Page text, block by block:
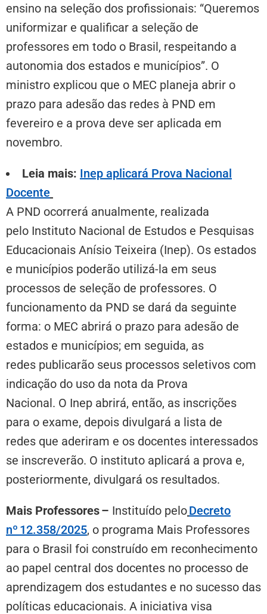
ensino na seleção dos profissionais: “Queremos
uniformizar e qualificar a seleção de
professores em todo o Brasil, respeitando a
autonomia dos estados e municípios”. O
ministro explicou que o MEC planeja abrir o
prazo para adesão das redes à PND em
fevereiro e a prova deve ser aplicada em
novembro.
Leia mais: Inep aplicará Prova Nacional
Docente
A PND ocorrerá anualmente, realizada
pelo Instituto Nacional de Estudos e Pesquisas
Educacionais Anísio Teixeira (Inep). Os estados
e municípios poderão utilizá-la em seus
processos de seleção de professores. O
funcionamento da PND se dará da seguinte
forma: o MEC abrirá o prazo para adesão de
estados e municípios; em seguida, as
redes publicarão seus processos seletivos com
indicação do uso da nota da Prova
Nacional. O Inep abrirá, então, as inscrições
para o exame, depois divulgará a lista de
redes que aderiram e os docentes interessados
se inscreverão. O instituto aplicará a prova e,
posteriormente, divulgará os resultados.
Mais Professores– Instituído peloDecreto
nº 12.358/2025, o programa Mais Professores
para o Brasil foi construído em reconhecimento
ao papel central dos docentes no processo de
aprendizagem dos estudantes e no sucesso das
políticas educacionais. A iniciativa visa